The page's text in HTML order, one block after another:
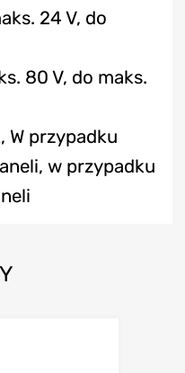
24 V, do
80 V, do maks.
W przypadku
w przypadku